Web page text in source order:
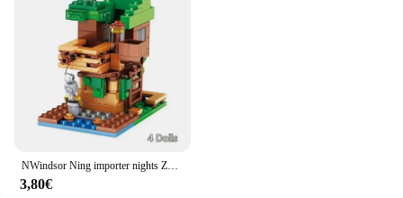
NWindsor Ning importer nights Zombie Alex Action Bricks Toys, ferme de diversification de montagne, maison de villages, kits pour enfants, cadeau
3,80€